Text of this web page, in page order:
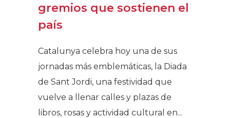
gremios que sostienen el
país
Catalunya celebra hoy una de sus
jornadas más emblemáticas, la Diada
de Sant Jordi, una festividad que
vuelve a llenar calles y plazas de
libros, rosas y actividad cultural en...